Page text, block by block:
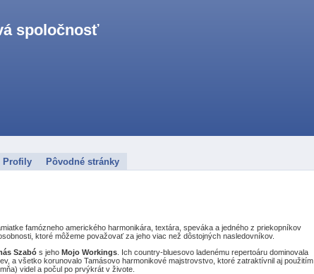
spoločnosť
Profily Pôvodné stránky
famózneho amerického harmonikára, textára, speváka a jedného z priekopníkov
ktoré môžeme považovať za jeho viac než dôstojných nasledovníkov.
Szabós jeho Mojo Workings. Ich country-bluesovo ladenému repertoáru dominovala
a všetko korunovalo Tamásovo harmonikové majstrovstvo, ktoré zatraktívnil aj použitím
videl a počul po prvýkrát v živote.